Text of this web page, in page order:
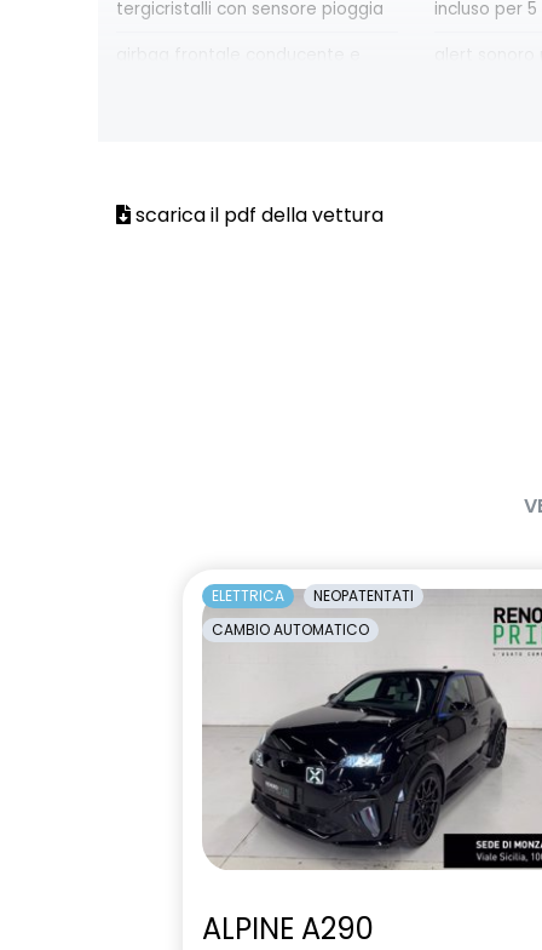
tergicristalli con sensore pioggia
incluso per 5
eCall
veicolo
effetto 3D filigranato, e indicatori
emergency
assistenza
freno di stazionamento elettrico
con funzione autohold
gruppi ottici
indicatori di
scarica il pdf della vettura
ELETTRICA
NEOPATENTATI
CAMBIO AUTOMATICO
ALPINE A290